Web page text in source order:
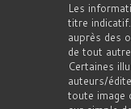
Les
titre
auprès des
de tout
Certaines
auteurs/
toute image